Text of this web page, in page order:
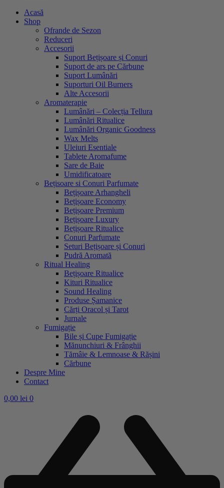
Acasă
Shop
Ofrande de Sezon
Reduceri
Accesorii
Suport Bețișoare și Conuri
Suport de ars pe Cărbune
Suport Lumânări
Suporturi Oil Burners
Alte Accesorii
Aromaterapie
Lumânări – Colecția Tellura
Lumânări Ritualice
Lumânări Organic Goodness
Wax Melts
Uleiuri Esentiale
Tablete Aromafume
Sare de Baie
Umidificatoare
Bețisoare si Conuri Parfumate
Bețișoare Arhangheli
Bețișoare Economy
Bețișoare Premium
Bețișoare Luxury
Bețișoare Ritualice
Conuri Parfumate
Seturi Bețișoare și Conuri
Pudră Aromată
Ritual Healing
Bețișoare Ritualice
Kituri Ritualice
Sound Healing
Produse Șamanice
Cărți Oracol și Tarot
Jurnale
Fumigație
Bile și Cupe Fumigație
Mănunchiuri & Frânghii
Tămâie & Lemnoase & Rășini
Cărbune
Despre Mine
Contact
0,00 lei 0